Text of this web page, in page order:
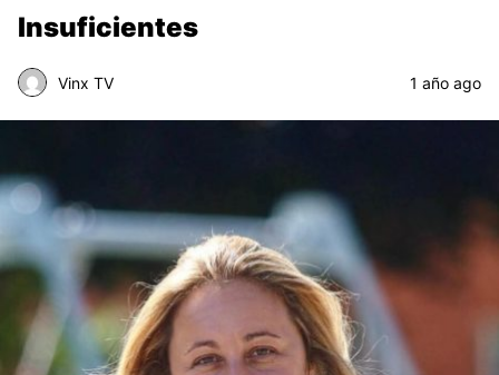
Insuficientes
Vinx TV 1 año ago